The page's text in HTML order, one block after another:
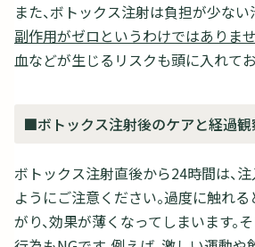
また、ボトックス注射は負担が少ない
副作用がゼロというわけではありま
血などが生じるリスクも頭に入れてお
■ボトックス注射後のケアと経過観
ボトックス注射直後から24時間は、
ようにご注意ください。過度に触れ
がり、効果が薄くなってしまいます。